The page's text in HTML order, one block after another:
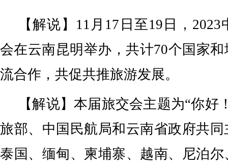
【解说】11月17日至19日，
会在云南昆明举办，共计70个国家
流合作，共促共推旅游发展。
【解说】本届旅交会主题为“你好
旅部、中国民航局和云南省政府共
泰国、缅甸、柬埔寨、越南、尼泊